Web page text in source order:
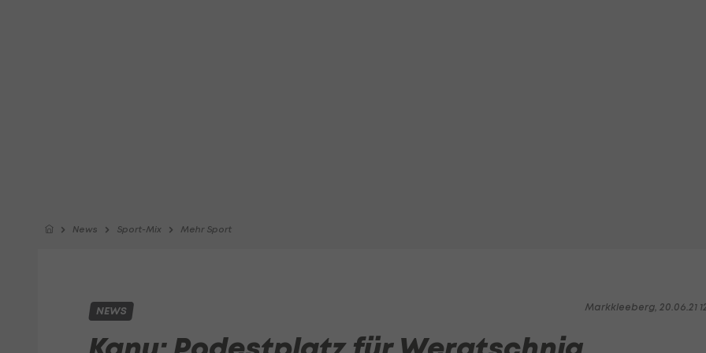
News Sport-Mix Mehr Sport
Markkleeberg, 20.06.21
NEWS